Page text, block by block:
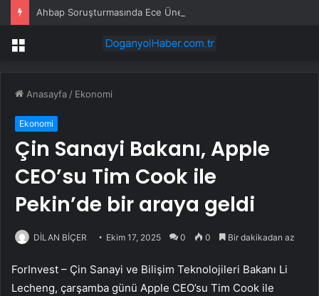
Menü
Anasayfa / Ekonomi
Ekonomi
Çin Sanayi Bakanı, Apple
CEO’su Tim Cook ile
Pekin’de bir araya geldi
DİLAN BİÇER Ekim 17, 2025 0 0 Bir dakikadan az
ForInvest – Çin Sanayi ve Bilişim Teknolojileri Bakanı Li
Lecheng, çarşamba günü Apple CEO’su Tim Cook ile